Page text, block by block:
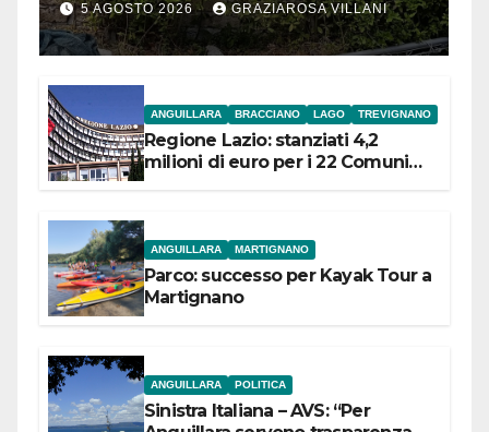
5 AGOSTO 2026 GRAZIAROSA VILLANI
ANGUILLARA BRACCIANO LAGO TREVIGNANO
Regione Lazio: stanziati 4,2
milioni di euro per i 22 Comuni
ANGUILLARA MARTIGNANO
Parco: successo per Kayak Tour a
Martignano
ANGUILLARA POLITICA
Sinistra Italiana – AVS: “Per